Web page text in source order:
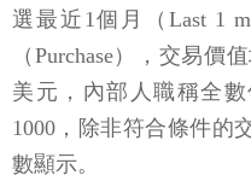
選最近1個月（Last 1
（Purchase），交易價
美元，內部人職稱全
1000，除非符合條件的
數顯示。